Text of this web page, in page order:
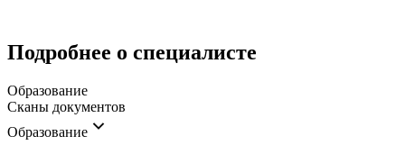
Подробнее о специалисте
Образование
Сканы документов
Образование